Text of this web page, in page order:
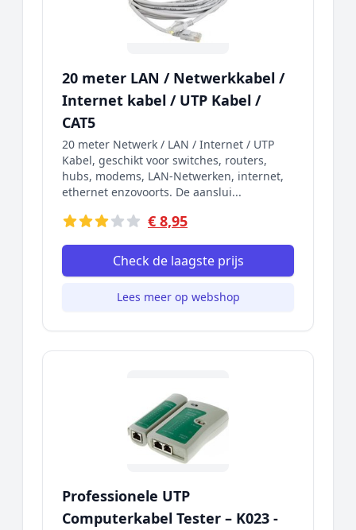
20 meter LAN / Netwerkkabel /
Internet kabel / UTP Kabel /
CAT5
20 meter Netwerk / LAN / Internet / UTP
Kabel, geschikt voor switches, routers,
hubs, modems, LAN-Netwerken, internet,
ethernet enzovoorts. De aanslui...
€ 8,95
Check de laagste prijs
Lees meer op webshop
Professionele UTP
Computerkabel Tester – K023 -